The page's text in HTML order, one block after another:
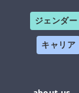
ジェンダー
キャリア